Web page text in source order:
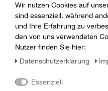
Aufnahme Ihrer
Wir nutzen Cookies auf
sind essenziell, während
und Ihre Erfahrung zu
den von uns verwendeten
Nutzer finden Sie hier:
Daten­schutz­erklärung
Essenziell